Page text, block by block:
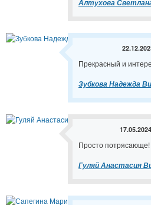
Алтухова
Прекрасный и
Зубкова Надежда
Просто потрясающе!
Гуляй Анастасия